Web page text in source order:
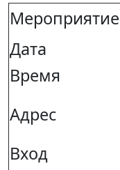
Мероприятие
Дата
Время
Адрес
Вход